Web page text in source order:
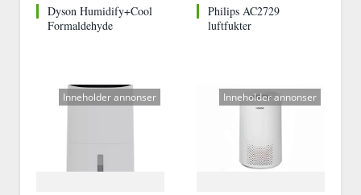
Dyson Humidify+Cool
Formaldehyde
Philips AC2729
luftfukter
Inneholder annonser Inneholder annonser